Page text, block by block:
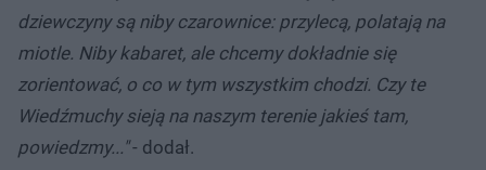
dziewczyny są niby czarownice: przylecą, polatają na
miotle. Niby kabaret, ale chcemy dokładnie się
zorientować, o co w tym wszystkim chodzi. Czy te
Wiedźmuchy sieją na naszym terenie jakieś tam,
powiedzmy..."- dodał.